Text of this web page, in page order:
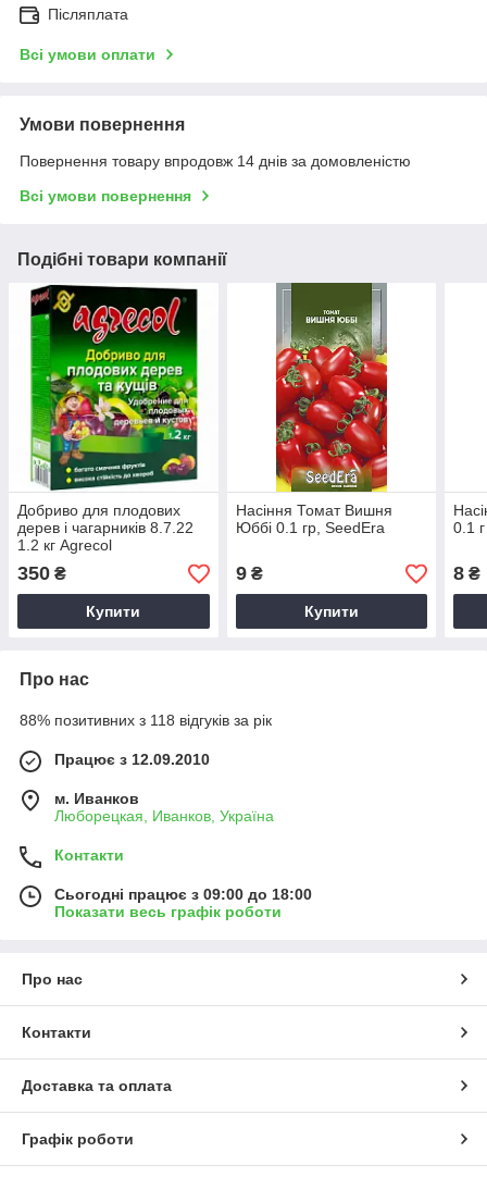
Післяплата
Всі умови оплати
Умови повернення
Повернення товару впродовж 14 днів за домовленістю
Всі умови повернення
Подібні товари компанії
Добриво для плодових
дерев і чагарників 8.7.22
1.2 кг Agrecol
350 ₴
Купити
Насіння Томат Вишня
Юббі 0.1 гр, SeedEra
9₴
Купити
0.1 г
8 ₴
Про нас
88% позитивних з 118 відгуків за рік
Працює з 12.09.2010
м. Иванков
Люборецкая, Иванков, Україна
Контакти
Сьогодні працює з 09:00 до 18:00
Показати весь графік роботи
Про нас
Контакти
Доставка та оплата
Графік роботи